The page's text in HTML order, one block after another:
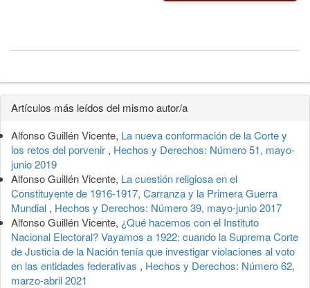
Detalles
del
artículo
Artículos más leídos del mismo autor/a
Alfonso Guillén Vicente, La nueva conformación de la Corte y
los retos del porvenir , Hechos y Derechos: Número 51, mayo-
junio 2019
Alfonso Guillén Vicente, La cuestión religiosa en el
Constituyente de 1916-1917, Carranza y la Primera Guerra
Mundial , Hechos y Derechos: Número 39, mayo-junio 2017
Alfonso Guillén Vicente, ¿Qué hacemos con el Instituto
Nacional Electoral? Vayamos a 1922: cuando la Suprema Corte
de Justicia de la Nación tenía que investigar violaciones al voto
en las entidades federativas , Hechos y Derechos: Número 62,
marzo-abril 2021